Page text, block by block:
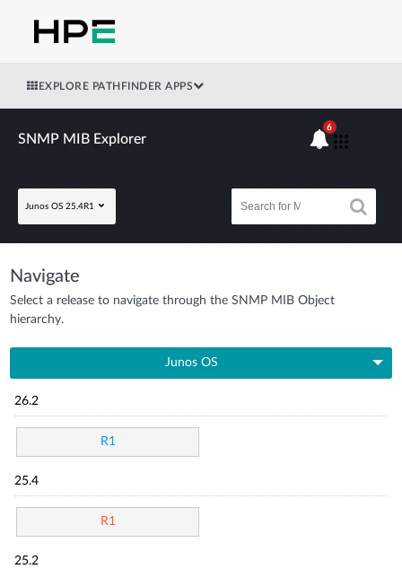
EXPLORE PATHFINDER APPS
SNMP MIB Explorer
Junos OS 25.4R1
6
Navigate
Select a release to navigate through the SNMP MIB Object
hierarchy.
Junos OS
26.2
R1
25.4
R1
25.2